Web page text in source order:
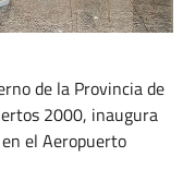
de la Provincia de
2000, inaugura
el Aeropuerto